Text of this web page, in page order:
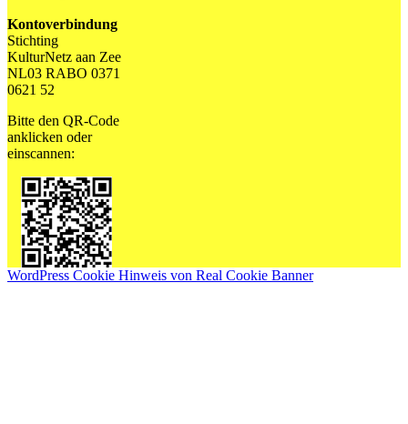
Kontoverbindung
Stichting
KulturNetz aan Zee
NL03 RABO 0371
0621 52
Bitte den QR-Code
anklicken oder
einscannen:
WordPress Cookie Hinweis von Real Cookie Banner